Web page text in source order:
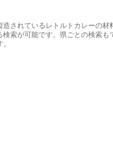
されているレトルトカレーの
索が可能です。県ごとの検索も